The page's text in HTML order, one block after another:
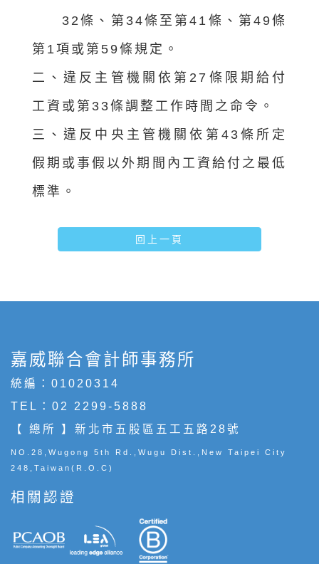
32條、第34條至第41條、第49條
第1項或第59條規定。
二、違反主管機關依第27條限期給付
工資或第33條調整工作時間之命令。
三、違反中央主管機關依第43條所定
假期或事假以外期間內工資給付之最低
標準。
回上一頁
嘉威聯合會計師事務所
統編：01020314
TEL： 02 2299-5888
【 總所 】新北市五股區五工五路28號
NO.28,Wugong 5th Rd.,Wugu Dist.,New Taipei City
248,Taiwan(R.O.C)
相關認證